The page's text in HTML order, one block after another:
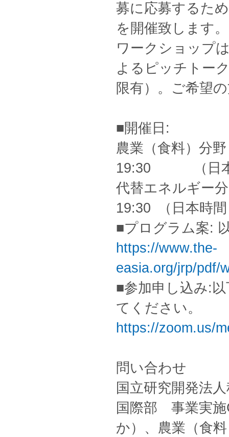
募に応募するた
を開催致します。
ワークショップ
よるピッチトー
限有）。ご希望
■開催日:
農業（食料）分
19:30 （日本
代替エネルギー
19:30 （日本時
■プログラム案:
https://www.the-
easia.org/jrp/pdf/
■参加申し込み:
てください。
https://zoom.us/
問い合わせ
国立研究開発法
国際部 事業実
か）、農業（食